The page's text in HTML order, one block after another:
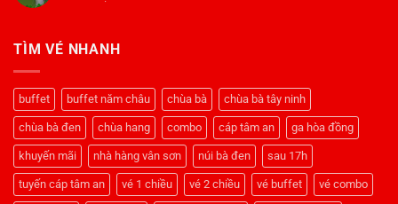
Vụ
Hàng
Sol
Kitchen
Để
Nâng
Cấp
Nhà
Hàng
Vân
Sơn
Máng
Trượt
Đen
TÌM VÉ NHANH
buffet buffet năm châu chùa bà chùa bà tây ninh
chùa bà đen chùa hang combo cáp tâm an ga hòa đồng
khuyến mãi nhà hàng vân sơn núi bà đen sau 17h
tuyến cáp tâm an vé 1 chiều vé 2 chiều vé buffet vé combo